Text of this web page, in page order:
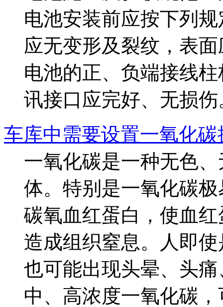
电池安装前应按下列
应无变形及裂纹，表
电池的正、负端接线
讯接口应完好、无损
车库中需要设置一氧化
一氧化碳是一种无色
体。特别是一氧化碳
碳氧血红蛋白，使血
造成组织窒息。人即
也可能出现头晕、头
中、高浓度一氧化碳